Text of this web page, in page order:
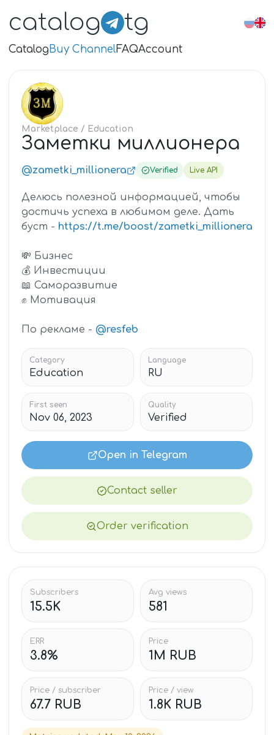
catalog tg
CatalogBuy ChannelFAQAccount
ЗА
Marketplace / Education
Заметки миллионера
@zametki_millionera Verified Live API
Делюсь полезной информацией, чтобы
достичь успеха в любимом деле. Дать
буст - https://t.me/boost/zametki_millionera
💸 Бизнес
💰 Инвестиции
📖 Саморазвитие
✊ Мотивация
По рекламе - @resfeb
Category
Education
Language
RU
First seen
Nov 06, 2023
Quality
Verified
Open in Telegram
Contact seller
Order verification
Subscribers
15.5K
Avg views
581
ERR
3.8%
Price
1M RUB
Price / subscriber
67.7 RUB
Price / view
1.8K RUB